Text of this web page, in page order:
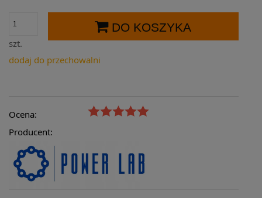
szt.
DO KOSZYKA
dodaj do przechowalni
Ocena:
Producent: